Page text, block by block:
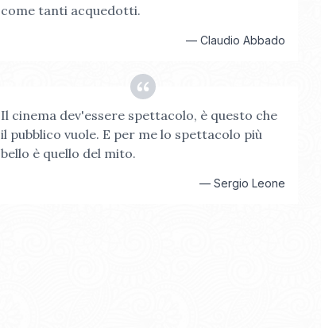
come tanti acquedotti.
— Claudio Abbado
Il cinema dev'essere spettacolo, è questo che
il pubblico vuole. E per me lo spettacolo più
bello è quello del mito.
— Sergio Leone